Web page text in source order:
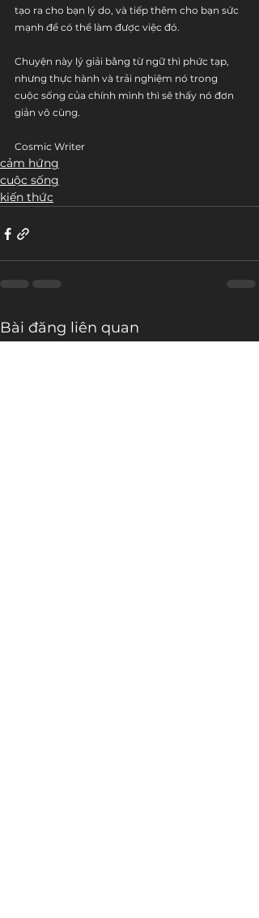
tạo ra cho bạn lý do, và tiếp thêm cho bạn sức
mạnh để có thể làm được việc đó.
Chuyện này lý giải bằng từ ngữ thì phức tạp,
nhưng thực hành và trải nghiệm nó trong
cuộc sống của chính mình thì sẽ thấy nó đơn
giản vô cùng.
Cosmic Writer
cảm hứng
cuộc sống
kiến thức
Bài đăng liên quan